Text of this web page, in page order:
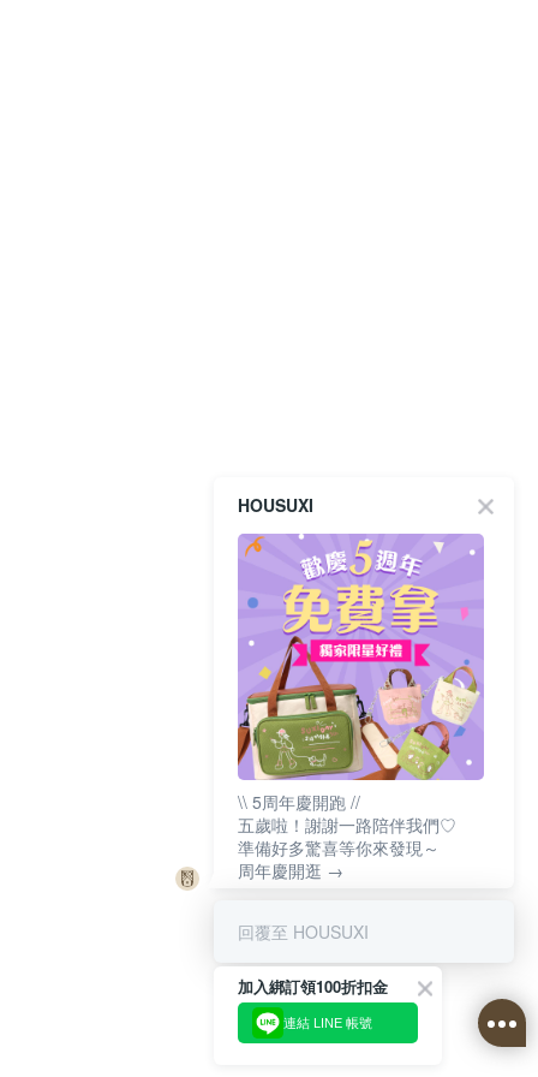
HOUSUXI
\\ 5周年慶開跑 //
五歲啦！謝謝一路陪伴我們♡
準備好多驚喜等你來發現～
周年慶開逛 →
回覆至 HOUSUXI
加入綁訂領100折扣金
連結 LINE 帳號